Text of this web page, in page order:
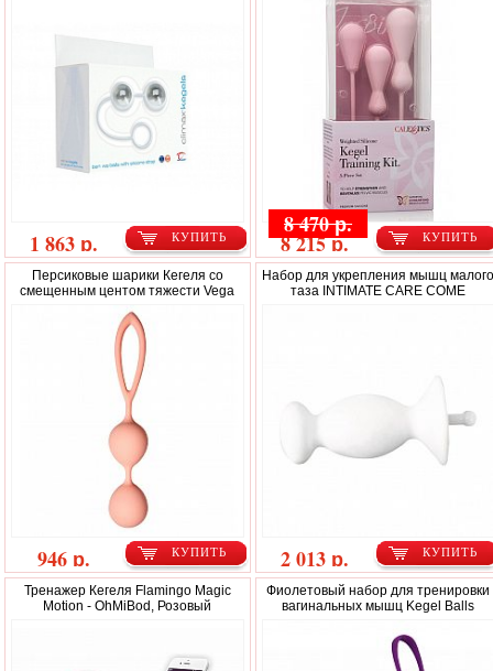
КУПИТЬ
1 863 р. КУПИТЬ
8 470 р.
8 215 р.
Персиковые шарики Кегеля со
смещенным центом тяжести Vega
КУПИТЬ
946 р.
Набор для укрепления мышц
таза INTIMATE CARE СОМЕ
КУПИТЬ
2 013 р.
Тренажер Кегеля Flamingo Magic
Motion - OhMiBod, Розовый
Фиолетовый набор для тренировки
вагинальных мышц Kegel Balls